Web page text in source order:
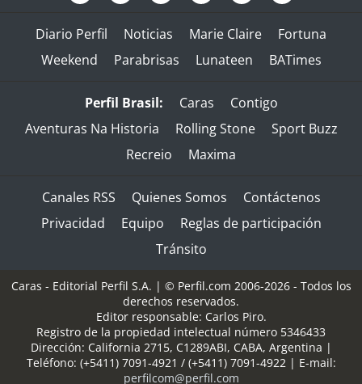
Diario Perfil Noticias Marie Claire
Fortuna
Weekend
Parabrisas Lunateen BATimes
Perfil Brasil: Caras
Contigo
Aventuras Na Historia
Rolling Stone
Sport Buzz
Recreio
Maxima
Canales RSS Quienes Somos
Contáctenos
Privacidad
Equipo
Reglas de participación
Tránsito
Caras - Editorial Perfil S.A. | © Perfil.com 2006-2026 - Todos los
derechos reservados.
Editor responsable: Carlos Piro.
Registro de la propiedad intelectual número 5346433
Dirección: California 2715, C1289ABI, CABA, Argentina |
Teléfono: (+5411) 7091-4921 / (+5411) 7091-4922 | E-mail:
perfilcom@perfil.com